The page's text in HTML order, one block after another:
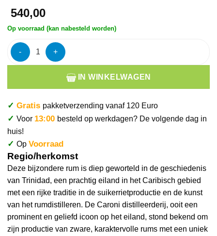
540,00
Op voorraad (kan nabesteld worden)
Caroni trinidad 23y the nectar of the daily drams rum 59%
IN WINKELWAGEN
✓ Gratis pakketverzending vanaf 120 Euro
✓ Voor 13:00 besteld op werkdagen? De volgende dag in
huis!
✓ Op Voorraad
Regio/herkomst
Deze bijzondere rum is diep geworteld in de geschiedenis
van Trinidad, een prachtig eiland in het Caribisch gebied
met een rijke traditie in de suikerrietproductie en de kunst
van het rumdistilleren. De Caroni distilleerderij, ooit een
prominent en geliefd icoon op het eiland, stond bekend om
zijn productie van zware, karaktervolle rums met een uniek